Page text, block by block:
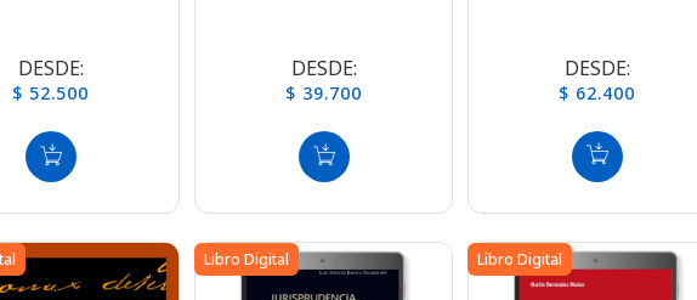
DESDE:
$ 52.500
DESDE:
$ 39.700
DESDE:
$ 62.400
Libro Digital Libro Digital